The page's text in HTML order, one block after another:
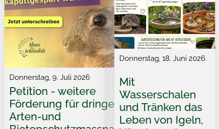
Donnerstag, 9. Juli 2026
Petition - weitere
Förderung für dringende
Arten-und
Donnerstag, 18. Juni 2026
Mit
Wasserschalen
und Tränken das
Leben von Igeln,